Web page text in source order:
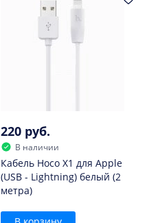
220 руб.
В наличии
Кабель Hoco X1 для Apple
(USB - Lightning) белый (2
метра)